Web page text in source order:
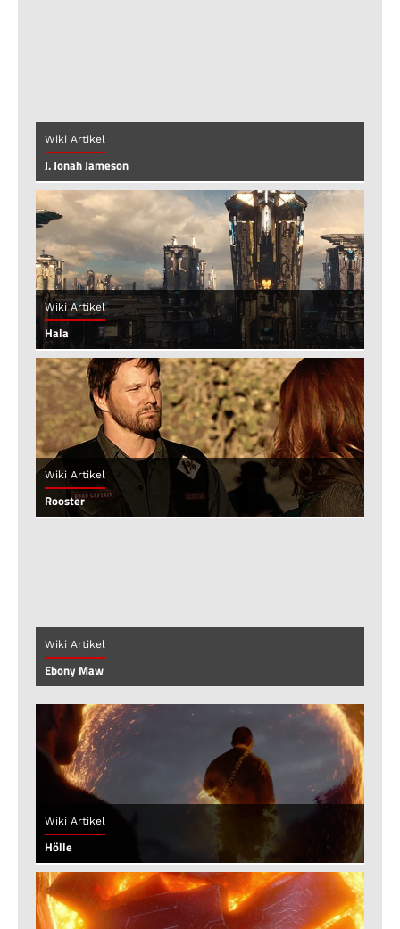
Wiki Artikel
J. Jonah Jameson
Wiki Artikel
Hala
Wiki Artikel
Rooster
Wiki Artikel
Ebony Maw
Wiki Artikel
Hölle